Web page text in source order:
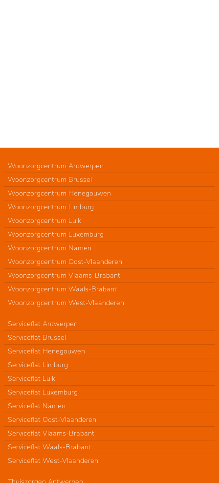
Woonzorgcentrum Antwerpen
Woonzorgcentrum Brussel
Woonzorgcentrum Henegouwen
Woonzorgcentrum Limburg
Woonzorgcentrum Luik
Woonzorgcentrum Luxemburg
Woonzorgcentrum Namen
Woonzorgcentrum Oost-Vlaanderen
Woonzorgcentrum Vlaams-Brabant
Woonzorgcentrum Waals-Brabant
Woonzorgcentrum West-Vlaanderen
Serviceflat Antwerpen
Serviceflat Brussel
Serviceflat Henegouwen
Serviceflat Limburg
Serviceflat Luik
Serviceflat Luxemburg
Serviceflat Namen
Serviceflat Oost-Vlaanderen
Serviceflat Vlaams-Brabant
Serviceflat Waals-Brabant
Serviceflat West-Vlaanderen